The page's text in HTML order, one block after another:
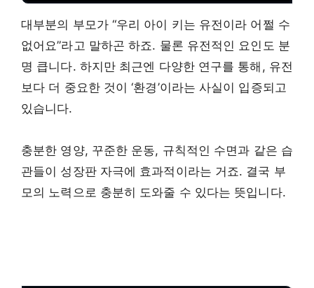
대부분의 부모가 “우리 아이 키는 유전이라 어쩔 수
없어요”라고 말하곤 하죠. 물론 유전적인 요인도 분
명 큽니다. 하지만 최근엔 다양한 연구를 통해, 유전
보다 더 중요한 것이 ‘환경’이라는 사실이 입증되고
있습니다.
충분한 영양, 꾸준한 운동, 규칙적인 수면과 같은 습
관들이 성장판 자극에 효과적이라는 거죠. 결국 부
모의 노력으로 충분히 도와줄 수 있다는 뜻입니다.